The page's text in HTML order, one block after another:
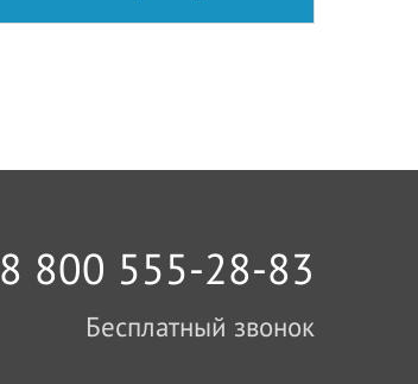
8 800 555-28-83
Бесплатный звонок